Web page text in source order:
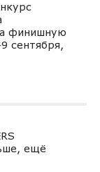
финишную
сентября,
ещё